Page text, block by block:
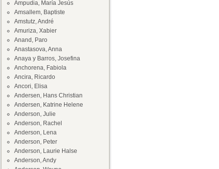
Ampudia, María Jesús
Amsallem, Baptiste
Amstutz, André
Amuriza, Xabier
Anand, Paro
Anastasova, Anna
Anaya y Barros, Josefina
Anchorena, Fabiola
Ancira, Ricardo
Ancori, Elisa
Andersen, Hans Christian
Andersen, Katrine Helene
Anderson, Julie
Anderson, Rachel
Anderson, Lena
Anderson, Peter
Anderson, Laurie Halse
Anderson, Andy